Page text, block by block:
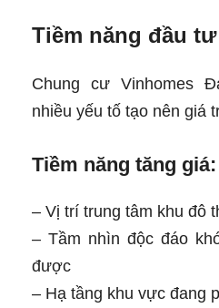
Tiềm năng đầu tư
Chung cư Vinhomes
nhiều yếu tố tạo nên giá
Tiềm năng tăng giá:
– Vị trí trung tâm khu đô
– Tầm nhìn độc đáo
được
– Hạ tầng khu vực đang